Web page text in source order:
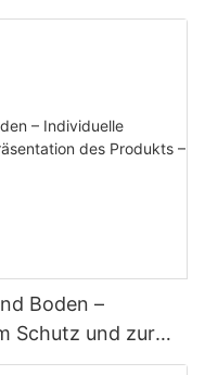
Verpackung
Boden –
Schutz und zur